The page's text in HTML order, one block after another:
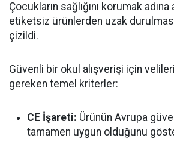
Çocukların sağlığını korumak
etiketsiz ürünlerden uzak
çizildi.
Güvenli bir okul alışverişi için
gereken temel kriterler:
CE İşareti: Ürünün Avrupa
tamamen uygun olduğunu